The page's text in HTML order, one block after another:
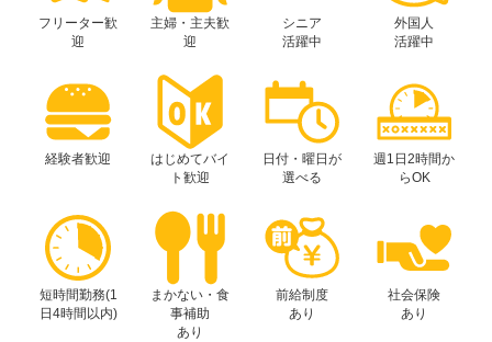
フリーター歓
迎
主婦・主夫歓
迎
シニア
活躍中
外国人
活躍中
経験者歓迎
はじめてバイ
ト歓迎
日付・曜日が
選べる
週1日2時間か
らOK
短時間勤務(1
日4時間以内)
まかない・食
事補助
あり
前給制度
あり
社会保険
あり